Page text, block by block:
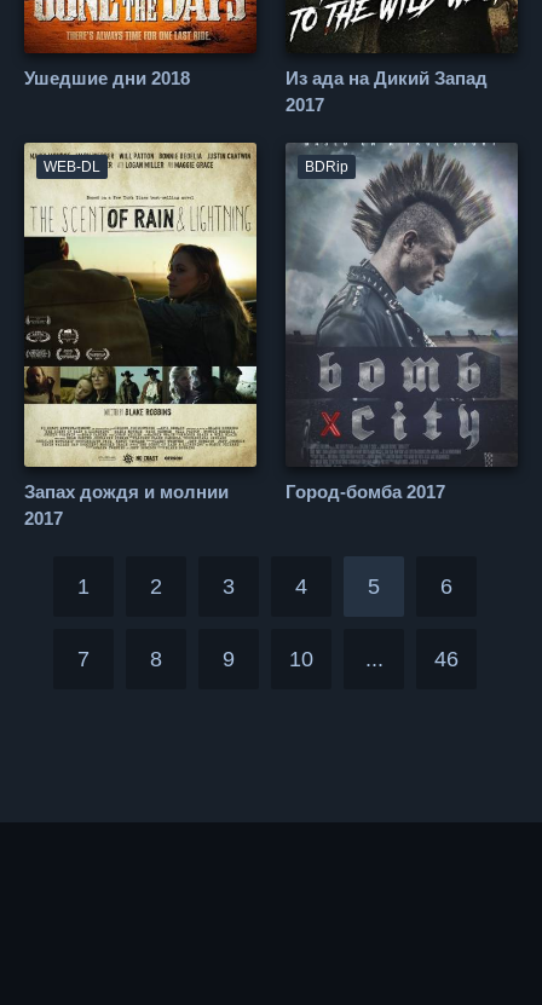
Ушедшие дни 2018
Из ада на Дикий Запад
2017
WEB-DL
Запах дождя и молнии
2017
BDRip
Город-бомба 2017
1 2 3 4 5 6
7 8 9 10 ... 46